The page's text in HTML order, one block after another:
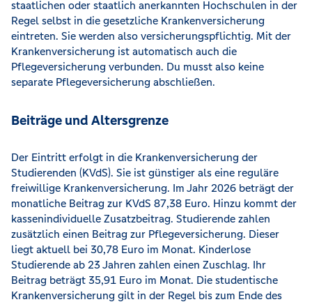
staatlichen oder staatlich anerkannten Hochschulen in der
Regel selbst in die gesetzliche Krankenversicherung
eintreten. Sie werden also versicherungspflichtig. Mit der
Krankenversicherung ist automatisch auch die
Pflegeversicherung verbunden. Du musst also keine
separate Pflegeversicherung abschließen.
Beiträge und Altersgrenze
Der Eintritt erfolgt in die Krankenversicherung der
Studierenden (KVdS). Sie ist günstiger als eine reguläre
freiwillige Krankenversicherung. Im Jahr 2026 beträgt der
monatliche Beitrag zur KVdS 87,38 Euro. Hinzu kommt der
kassenindividuelle Zusatzbeitrag. Studierende zahlen
zusätzlich einen Beitrag zur Pflegeversicherung. Dieser
liegt aktuell bei 30,78 Euro im Monat. Kinderlose
Studierende ab 23 Jahren zahlen einen Zuschlag. Ihr
Beitrag beträgt 35,91 Euro im Monat. Die studentische
Krankenversicherung gilt in der Regel bis zum Ende des